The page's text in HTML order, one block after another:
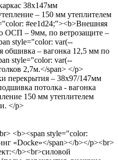
38х147мм
– 150 мм утеплителем
#ee1d24;"><b>Внешняя
ОСП – 9мм, по ветрозащите –
style="color: var(--
обшивка – вагонка 12,5 мм по
style="color: var(--
2,7м.</span> </p>
перекрытия – 38х97/147мм
потолка - вагонка
150 мм утеплителем
</p>
<b><span style="color:
«Docke»</span></b></p><br>
b><br>силовой